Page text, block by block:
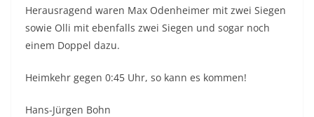
Herausragend waren Max Odenheimer mit zwei Siegen
sowie Olli mit ebenfalls zwei Siegen und sogar noch
einem Doppel dazu.
Heimkehr gegen 0:45 Uhr, so kann es kommen!
Hans-Jürgen Bohn